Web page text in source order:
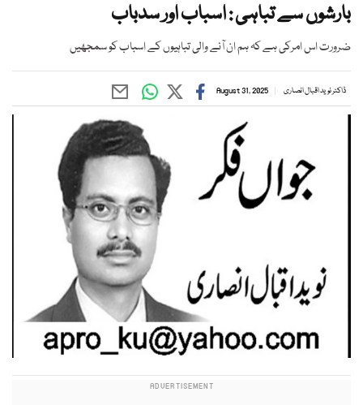
بارشوں سے تباہی : اسباب اور سدباب
ضرورت اس امرکی ہے کہ ہم ان آنے والی تباہیوں کے اسباب کو سمجھیں
ڈاکٹر نوید اقبال انصاری August 31, 2025